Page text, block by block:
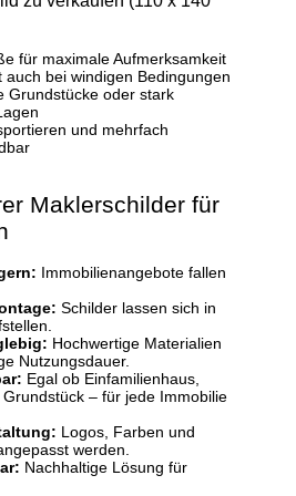
für maximale Aufmerksamkeit
auch bei windigen Bedingungen
Grundstücke oder stark
und mehrfach
Maklerschilder für
Immobilienangebote fallen
Schilder lassen sich in
Hochwertige Materialien
Nutzungsdauer.
Egal ob Einfamilienhaus,
– für jede Immobilie
Logos, Farben und
werden.
Nachhaltige Lösung für